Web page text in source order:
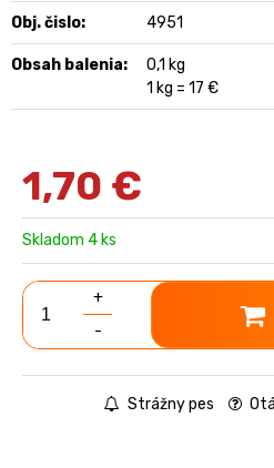
Obj. čislo: 4951
Obsah balenia:
0,1 kg
1 kg = 17 €
1,70 €
Skladom 4 ks
+
-
Strážny pes